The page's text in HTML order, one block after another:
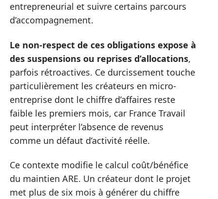
entrepreneurial et suivre certains parcours
d’accompagnement.
Le non-respect de ces obligations expose à
des suspensions ou reprises d’allocations,
parfois rétroactives. Ce durcissement touche
particulièrement les créateurs en micro-
entreprise dont le chiffre d’affaires reste
faible les premiers mois, car France Travail
peut interpréter l’absence de revenus
comme un défaut d’activité réelle.
Ce contexte modifie le calcul coût/bénéfice
du maintien ARE. Un créateur dont le projet
met plus de six mois à générer du chiffre